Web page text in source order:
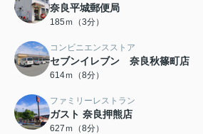
奈良平城郵便局
185ｍ（3分）
コンビニエンスストア
セブンイレブン 奈良秋篠町店
614ｍ（8分）
ファミリーレストラン
ガスト 奈良押熊店
627ｍ（8分）